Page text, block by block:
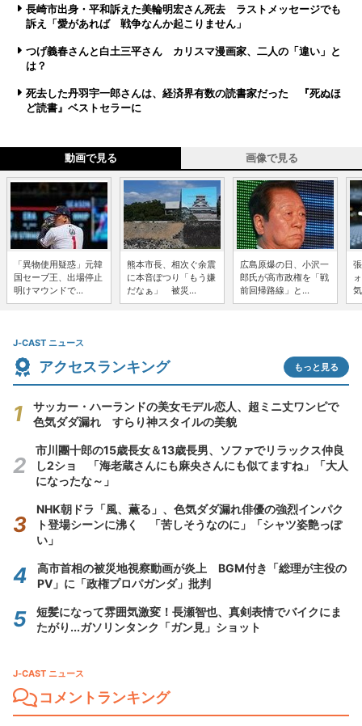
長崎市出身・平和訴えた美輪明宏さん死去 ラストメッセージでも
訴え「愛があれば 戦争なんか起こりません」
つげ義春さんと白土三平さん カリスマ漫画家、二人の「違い」と
は？
死去した丹羽宇一郎さんは、経済界有数の読書家だった 『死ぬほ
ど読書』ベストセラーに
動画で見る 画像で見る
「異物使用疑惑」元韓
国セーブ王、出場停止
明けマウンドで...
熊本市長、相次ぐ余震
に本音ぽつり「もう嫌
だなぁ」 被災...
広島原爆の日、小沢一
郎氏が高市政権を「戦
前回帰路線」と...
J-CAST ニュース
アクセスランキング もっと見る
サッカー・ハーランドの美女モデル恋人、超ミニ丈ワンピで
色気ダダ漏れ すらり神スタイルの美貌
市川團十郎の15歳長女＆13歳長男、ソファでリラックス仲良
し2ショ 「海老蔵さんにも麻央さんにも似てますね」「大人
になったな～」
NHK朝ドラ「風、薫る」、色気ダダ漏れ俳優の強烈インパク
ト登場シーンに沸く 「苦しそうなのに」「シャツ姿艶っぽ
い」
高市首相の被災地視察動画が炎上 BGM付き「総理が主役の
PV」に「政権プロパガンダ」批判
短髪になって雰囲気激変！長瀬智也、真剣表情でバイクにま
たがり...ガソリンタンク「ガン見」ショット
J-CAST ニュース
コメントランキング